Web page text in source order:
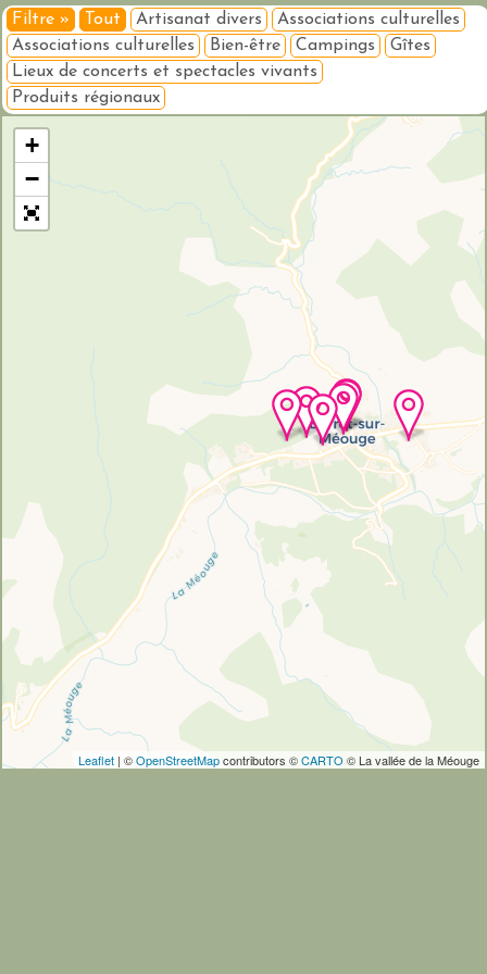
Filtre » Tout Artisanat divers
Associations culturelles
Associations culturelles
Bien-être Campings
Gîtes
Lieux de concerts et spectacles vivants
Produits régionaux
Veuillez patienter pendant le chargement de la carte...
+
−
Leaflet| ©OpenStreetMapcontributors ©CARTO © La vallée de la Méouge